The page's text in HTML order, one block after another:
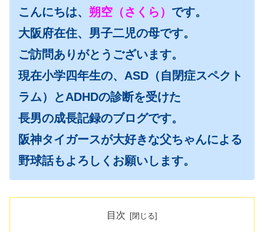
こんにちは、 朔空（さくら） です。
大阪府在住、男子二児の母です。
ご訪問ありがとうございます。
現在小学四年生の、ASD（自閉症スペクト
ラム）とADHDの診断を受けた
長男の成長記録のブログです。
阪神タイガースが大好きな父ちゃんによる
野球話もよろしくお願いします。
目次